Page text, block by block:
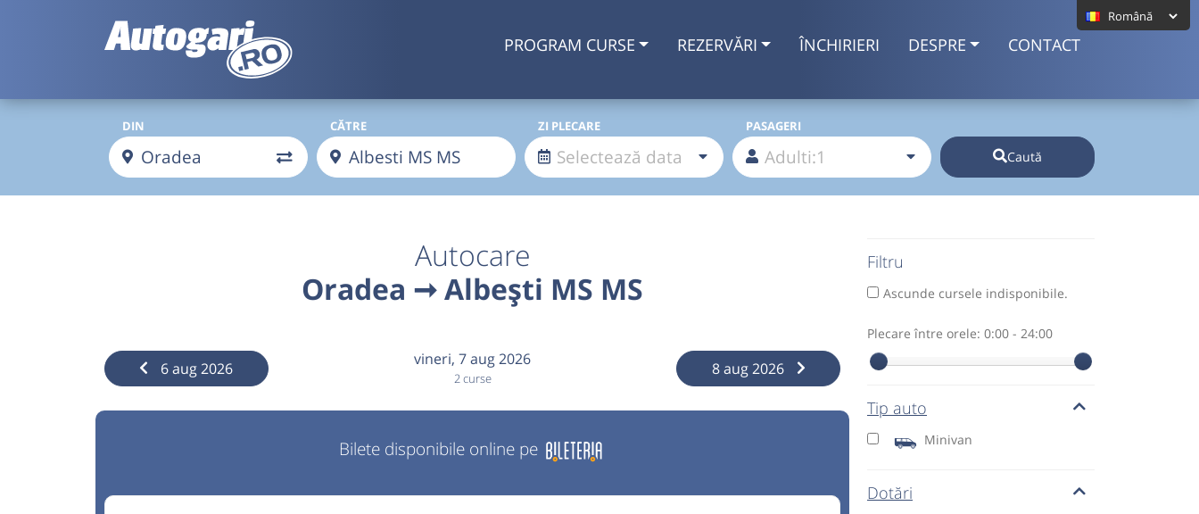
PROGRAM CURSE REZERVĂRI ÎNCHIRIERI DESPRE CONTACT
DIN CĂTRE ZI PLECARE PASAGERI
Caută
Filtru
Ascunde cursele indisponibile.
Plecare între orele: 0:00 - 24:00
Tip auto
Minivan
Dotări
Autocare
Oradea ➞ Albești MS MS
6 aug 2026 vineri, 7 aug 2026
2 curse 8 aug 2026
Bilete disponibile online pe